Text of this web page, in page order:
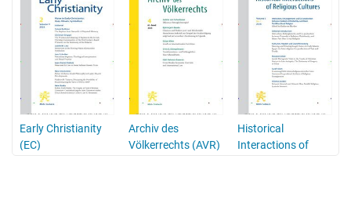
Early Christianity
(EC)
Archiv des
Völkerrechts (AVR)
Historical
Interactions of